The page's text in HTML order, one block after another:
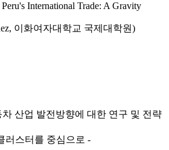
International Trade: A Gravity
이화여자대학교 국제대학원)
산업 발전방향에 대한 연구 및 전략
러스터를 중심으로 -